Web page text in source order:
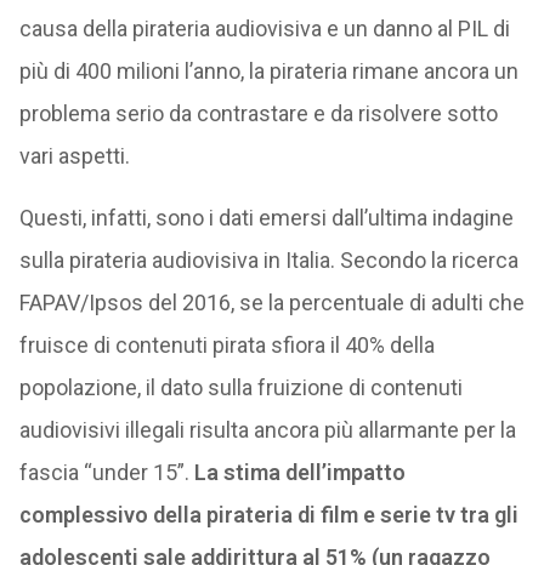
causa della pirateria audiovisiva e un danno al PIL di
più di 400 milioni l’anno, la pirateria rimane ancora un
problema serio da contrastare e da risolvere sotto
vari aspetti.
Questi, infatti, sono i dati emersi dall’ultima indagine
sulla pirateria audiovisiva in Italia. Secondo la ricerca
FAPAV/Ipsos del 2016, se la percentuale di adulti che
fruisce di contenuti pirata sfiora il 40% della
popolazione, il dato sulla fruizione di contenuti
audiovisivi illegali risulta ancora più allarmante per la
fascia “under 15”. La stima dell’impatto
complessivo della pirateria di film e serie tv tra gli
adolescenti sale addirittura al 51% (un ragazzo